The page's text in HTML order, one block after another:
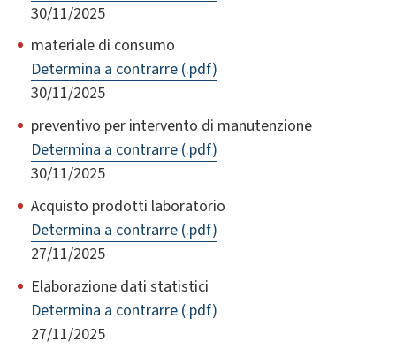
30/11/2025
materiale di consumo
Determina a contrarre (.pdf)
30/11/2025
preventivo per intervento di manutenzione
Determina a contrarre (.pdf)
30/11/2025
Acquisto prodotti laboratorio
Determina a contrarre (.pdf)
27/11/2025
Elaborazione dati statistici
Determina a contrarre (.pdf)
27/11/2025